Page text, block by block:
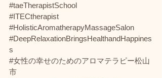
#taeTherapistSchool
#ITECtherapist
#HolisticAromatherapyMassageSalon
#DeepRelaxationBringsHealthandHappines
s
#女性の幸せのためのアロマテラピー松山
市